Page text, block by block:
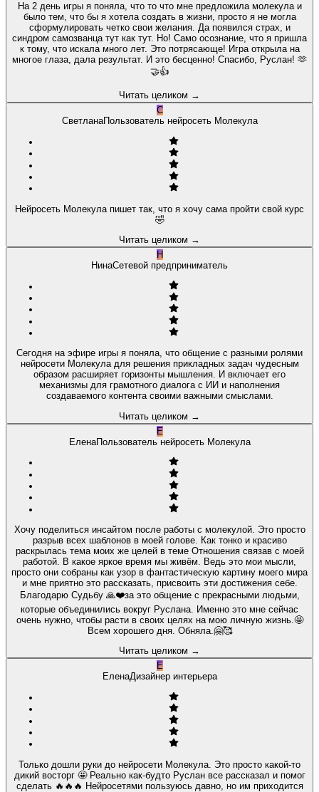
На 2 день игры я поняла, что то что мне предложила молекула и
было тем, что бы я хотела создать в жизни, просто я не могла
сформулировать четко свои желания. Да появился страх, и
синдром самозванца тут как тут. Но! Само осознание, что я пришла
к тому, что искала много лет. Это потрясающе! Игра открыла на
многое глаза, дала результат. И это бесценно! Спасибо, Руслан! 🫶
🤝👍
Читать целиком →
С
СветланаПользователь нейросеть Молекула
Нейросеть Молекула пишет так, что я хочу сама пройти свой курс
🤣
Читать целиком →
Н
НинаСетевой предприниматель
Сегодня на эфире игры я поняла, что общение с разными ролями
нейросети Молекула для решения прикладных задач чудесным
образом расширяет горизонты мышления. И включает его
механизмы для грамотного диалога с ИИ и наполнения
создаваемого контента своими важными смыслами.
Читать целиком →
Е
ЕленаПользователь нейросеть Молекула
Хочу поделиться инсайтом после работы с молекулой. Это просто
разрыв всех шаблонов в моей голове. Как тонко и красиво
раскрылась тема моих же целей в теме Отношения связав с моей
работой. В какое яркое время мы живём. Ведь это мои мысли,
просто они собраны как узор в фантастическую картину моего мира
и мне приятно это рассказать, присвоить эти достижения себе.
Благодарю Судьбу 🙏❤️за это общение с прекрасными людьми,
которые объединились вокруг Руслана. Именно это мне сейчас
очень нужно, чтобы расти в своих целях на мою личную жизнь.🤩
Всем хорошего дня. Обняла.🤗🥰
Читать целиком →
Е
ЕленаДизайнер интерьера
Только дошли руки до нейросети Молекула. Это просто какой-то
дикий восторг 🤩 Реально как-будто Руслан все рассказал и помог
сделать 🔥🔥🔥 Нейросетями пользуюсь давно, но им приходится